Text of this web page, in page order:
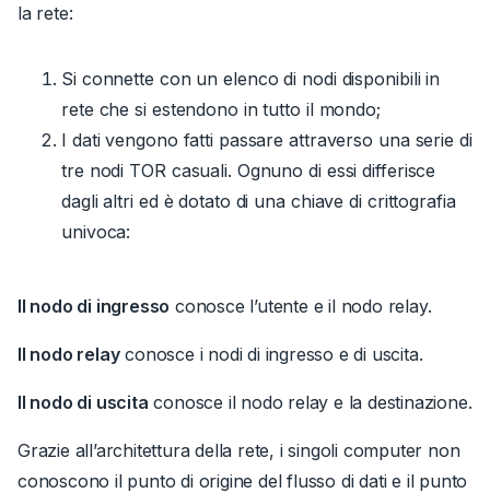
la rete:
Si connette con un elenco di nodi disponibili in
rete che si estendono in tutto il mondo;
I dati vengono fatti passare attraverso una serie di
tre nodi TOR casuali. Ognuno di essi differisce
dagli altri ed è dotato di una chiave di crittografia
univoca:
Il nodo di ingresso conosce l’utente e il nodo relay.
Il nodo relayconosce i nodi di ingresso e di uscita.
Il nodo di uscita conosce il nodo relay e la destinazione.
Grazie all’architettura della rete, i singoli computer non
conoscono il punto di origine del flusso di dati e il punto